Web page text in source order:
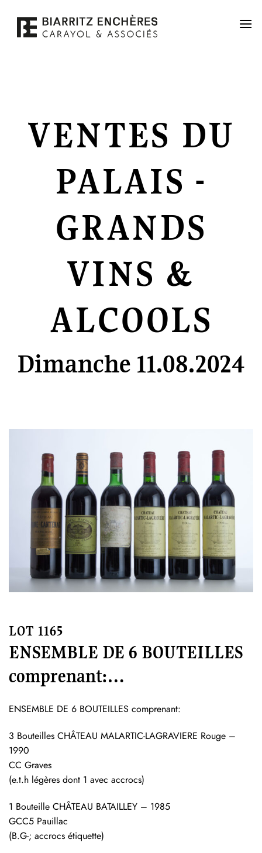
contenu
VENTES DU
PALAIS -
GRANDS
VINS &
ALCOOLS
Dimanche 11.08.2024
LOT 1165
ENSEMBLE DE 6 BOUTEILLES
comprenant:…
ENSEMBLE DE 6 BOUTEILLES comprenant:
3 Bouteilles CHÂTEAU MALARTIC-LAGRAVIERE Rouge –
1990
CC Graves
(e.t.h légères dont 1 avec accrocs)
1 Bouteille CHÂTEAU BATAILLEY – 1985
GCC5 Pauillac
(B.G-; accrocs étiquette)